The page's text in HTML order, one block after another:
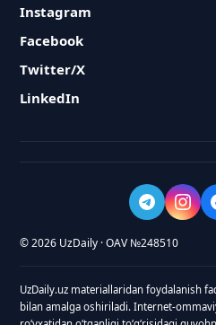
Instagram
Facebook
Twitter/X
LinkedIn
© 2026 UzDaily · OAV №248510
UzDaily.uz materiallaridan foydalanish
bilan amalga oshiriladi. Internet-